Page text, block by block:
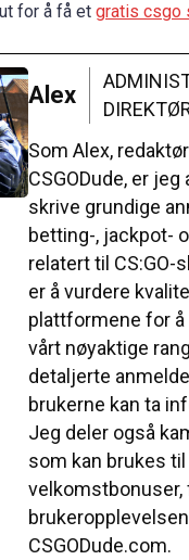
for å få et gratis csgo
Alex
Som Alex,
CSGODude, er
skrive grundige
betting-, jackpot-
relatert til CS:GO-
er å vurdere
plattformene for
vårt nøyaktige
detaljerte
brukerne kan ta
Jeg deler også
som kan brukes til
velkomstbonuser,
CSGODude.com.